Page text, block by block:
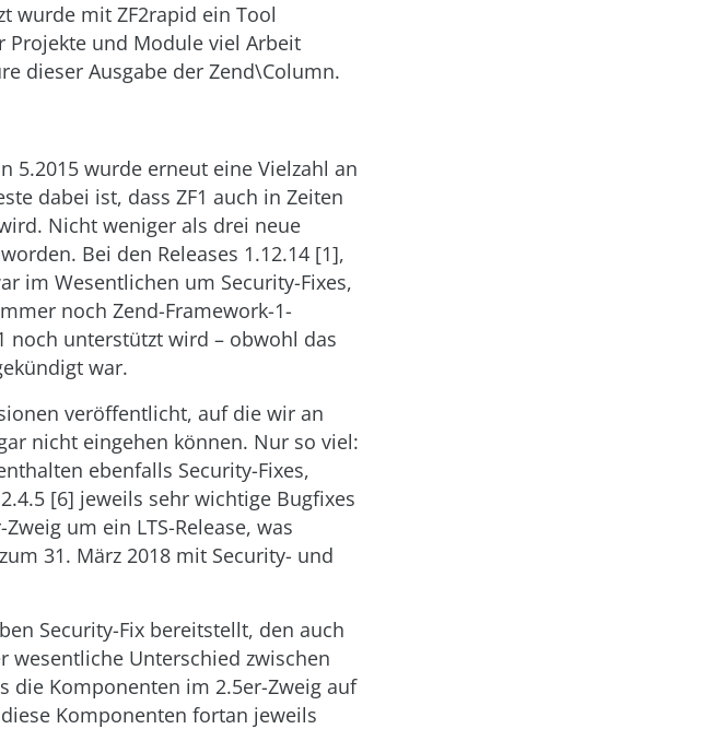
wurde mit ZF2rapid ein Tool
und Module viel Arbeit
dieser Ausgabe der Zend\Column.
5.2015 wurde erneut eine Vielzahl an
dabei ist, dass ZF1 auch in Zeiten
Nicht weniger als drei neue
Bei den Re­leases 1.12.14 [1],
im Wesentlichen um Security-Fixes,
noch Zend-Framework-1-
noch unterstützt wird – obwohl das
war.
veröffentlicht, auf die wir an
nicht eingehen können. Nur so viel:
ebenfalls Security-Fixes,
[6] jeweils sehr wichtige Bugfixes
um ein LTS-Release, was
31. März 2018 mit Security- und
Security-Fix bereitstellt, den auch
wesentliche Unterschied zwischen
die Komponenten im 2.5er-Zweig auf
Komponenten fortan jeweils